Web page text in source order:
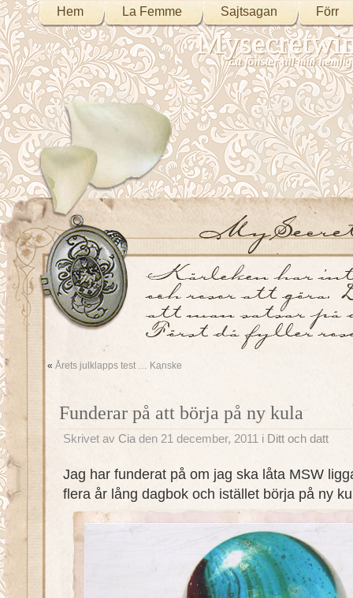
Hem La Femme Sajtsagan Förr
Ett fönster till min
« Årets julklapps test … Kanske
Funderar på att börja på ny kula
Skrivet av Cia den 21 december, 2011 i Ditt och datt
Jag har funderat på om jag ska låta MSW
flera år lång dagbok och istället börja på ny